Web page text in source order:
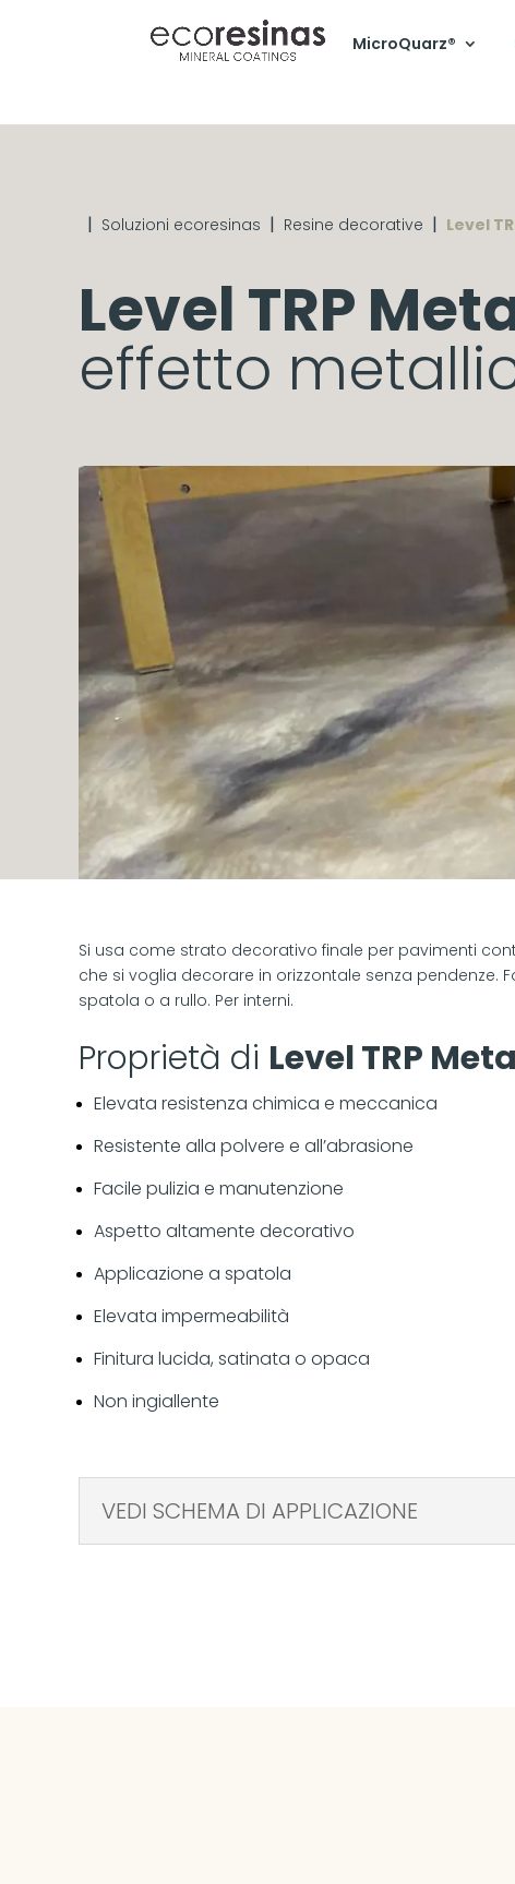
MicroQuarz®
| Soluzioni ecoresinas | Resine decorative | Level
Level TRP
effetto
Si usa come strato decorativo finale per pavimenti
che si voglia decorare in orizzontale senza pendenze.
spatola o a rullo. Per interni.
Proprietà di Level TRP
Elevata resistenza chimica e meccanica
Resistente alla polvere e all’abrasione
Facile pulizia e manutenzione
Aspetto altamente decorativo
Applicazione a spatola
Elevata impermeabilità
Finitura lucida, satinata o opaca
Non ingiallente
VEDI SCHEMA DI APPLICAZIONE